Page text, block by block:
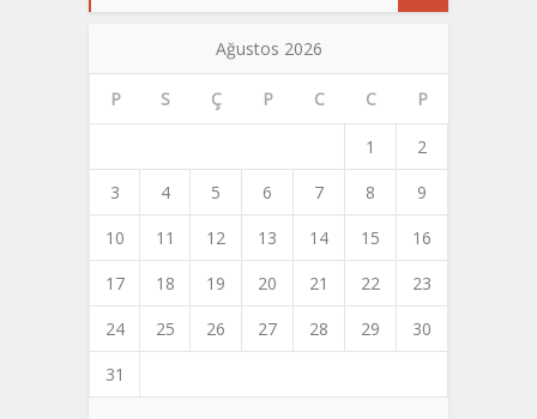
Ağustos 2026
P S Ç P C C P
1
2
3
4 5 6 7 8
9
10
11 12 13 14 15
16
17
18 19 20 21 22
23
24
25 26 27 28 29
30
31